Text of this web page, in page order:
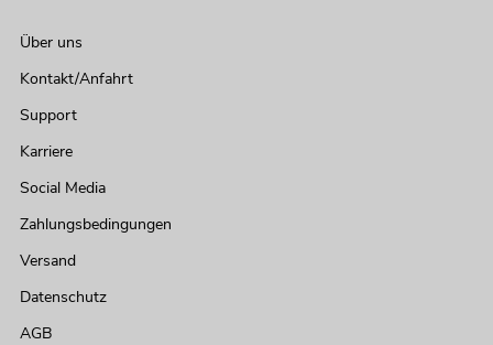
Über uns
Kontakt/Anfahrt
Support
Karriere
Social Media
Zahlungsbedingungen
Versand
Datenschutz
AGB